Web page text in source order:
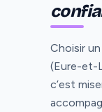
Choisir
(Eure-et-
c’est